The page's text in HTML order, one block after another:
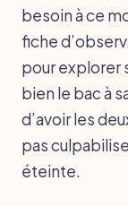
besoin à ce
fiche
pour explorer
bien le bac à
d’avoir les
pas
éteinte.